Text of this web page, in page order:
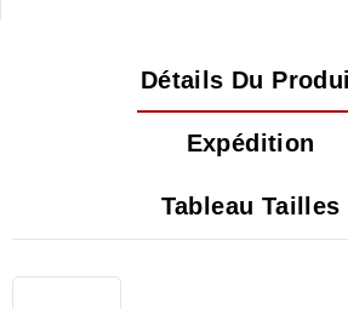
Détails Du
Expédition
Tableau Tailles